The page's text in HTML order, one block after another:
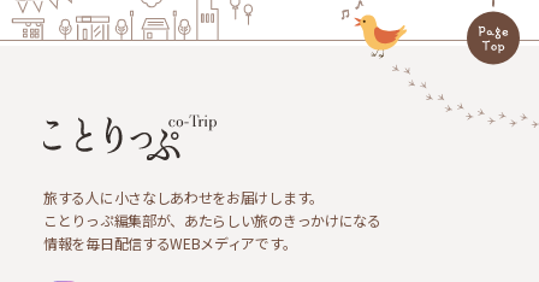
旅する人に小さなしあわせをお届けします。
ことりっぷ編集部が、あたらしい旅のきっかけになる
情報を毎日配信するWEBメディアです。